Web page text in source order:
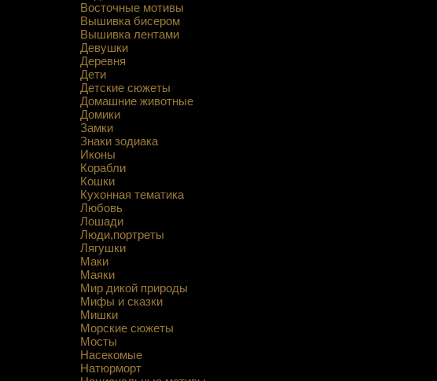
Восточные мотивы
Вышивка бисером
Вышивка лентами
Девушки
Деревня
Дети
Детские сюжеты
Домашние животные
Домики
Замки
Знаки зодиака
Иконы
Корабли
Кошки
Кухонная тематика
Любовь
Лошади
Люди,портреты
Лягушки
Маки
Маяки
Мир дикой природы
Мифы и сказки
Мишки
Морские сюжеты
Мосты
Насекомые
Натюрморт